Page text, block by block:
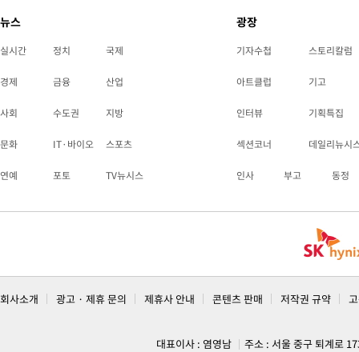
뉴스
실시간 정치 국제
경제 금융 산업
사회 수도권 지방
문화 IT·바이오 스포츠
연예 포토 TV뉴시스
광장
기자수첩 스토리칼럼
아트클럽 기고
인터뷰 기획특집
섹션코너 데일리뉴시
인사 부고 동정
회사소개 광고 · 제휴 문의 제휴사 안내 콘텐츠 판매 저작권 규약
대표이사 : 염영남
주소 : 서울 중구 퇴계로